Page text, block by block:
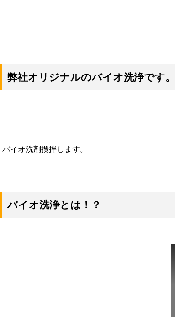
弊社オリジナルのバイオ洗浄です。
バイオ洗剤攪拌します。
バイオ洗浄とは！？